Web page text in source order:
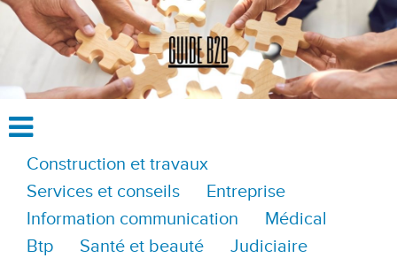
Construction et travaux
Services et conseils
Entreprise
Information communication
Médical
Btp
Santé et beauté
Judiciaire